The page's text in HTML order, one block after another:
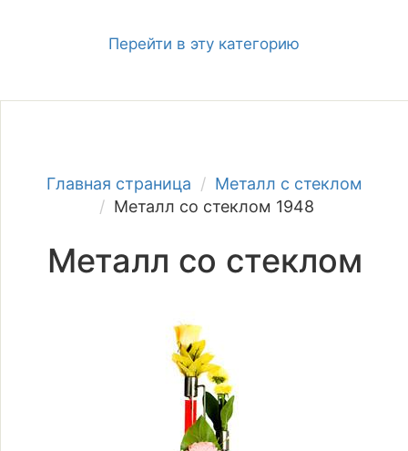
Перейти в эту категорию
Главная страница
Металл с стеклом
Металл со стеклом 1948
Металл со стеклом